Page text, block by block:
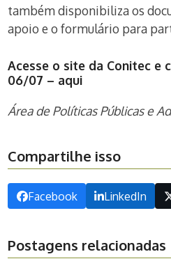
também disponibiliza os
apoio e o formulário para
Acesse o site da Conitec e
06/07 – aqui
Área de Políticas Públicas e
Compartilhe isso
Facebook LinkedIn
Postagens relacionadas